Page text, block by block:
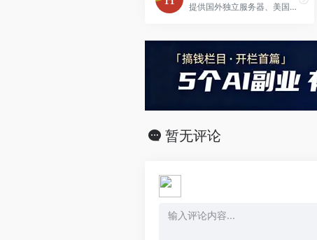
提供国外独立服务器、美国主机、香港主机、多IP站群服务器、VPS云主机、高防服务器租用以及网站建设、域名注册、SEO市场推广等产品服务，让企业外贸出海更加方便安全。
暂无评论